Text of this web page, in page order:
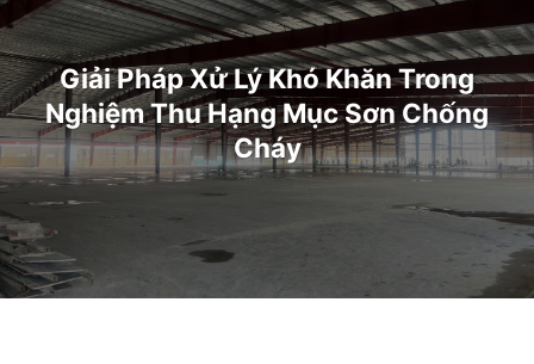
Giải Pháp Xử Lý Khó Khăn Trong
Nghiệm Thu Hạng Mục Sơn Chống
Cháy